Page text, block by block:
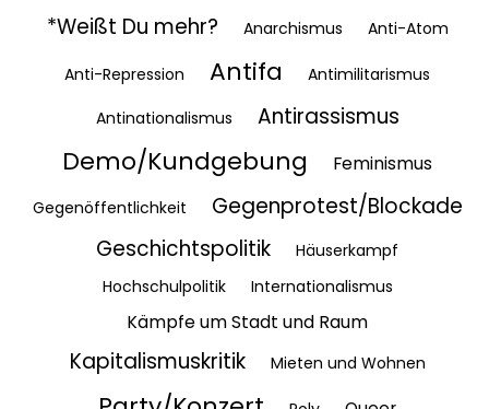
*Weißt Du mehr? Anarchismus Anti-Atom
Anti-Repression Antifa
Antimilitarismus
Antinationalismus
Antirassismus
Demo/Kundgebung Feminismus
Gegenöffentlichkeit
Gegenprotest/Blockade
Geschichtspolitik
Häuserkampf
Hochschulpolitik
Internationalismus
Kämpfe um Stadt und Raum
Kapitalismuskritik Mieten und Wohnen